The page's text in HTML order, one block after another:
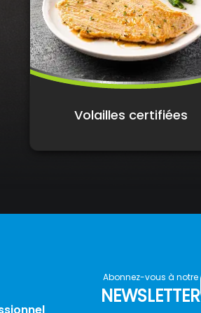
Volailles certifiées
Abonnez-vous à notre
NEWSLETTER